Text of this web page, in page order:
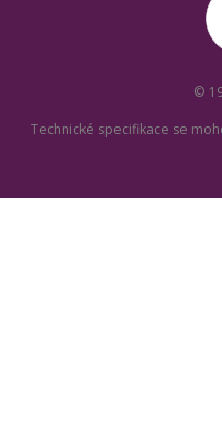
©
Technické specifikace se